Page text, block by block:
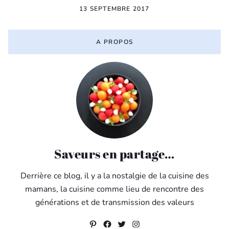
13 SEPTEMBRE 2017
A PROPOS
Saveurs en partage…
Derrière ce blog, il y a la nostalgie de la cuisine des
mamans, la cuisine comme lieu de rencontre des
générations et de transmission des valeurs
Pinterest
Facebook
Twitter
Instagram